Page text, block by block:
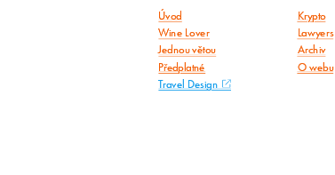
Úvod Krypto
Wine Lover
Lawyers
Jednou větou
Archiv
Předplatné O webu
Travel Design